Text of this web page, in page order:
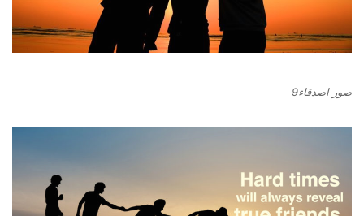
صور اصدقاء9